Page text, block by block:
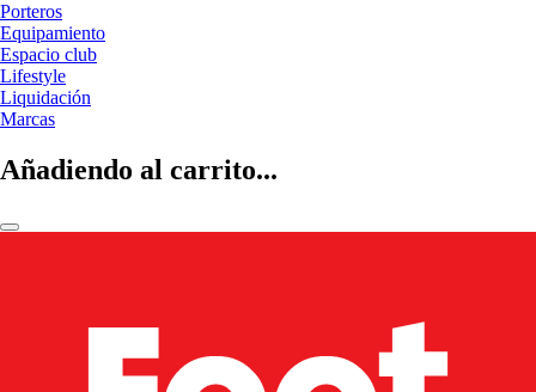
Porteros
Equipamiento
Espacio club
Lifestyle
Liquidación
Marcas
Añadiendo al carrito...